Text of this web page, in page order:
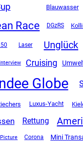
Blauwasser
Race DGzRS
Laser Unglück
Cruising
Globe
Luxus-Yacht
Rettung
Corona Mini